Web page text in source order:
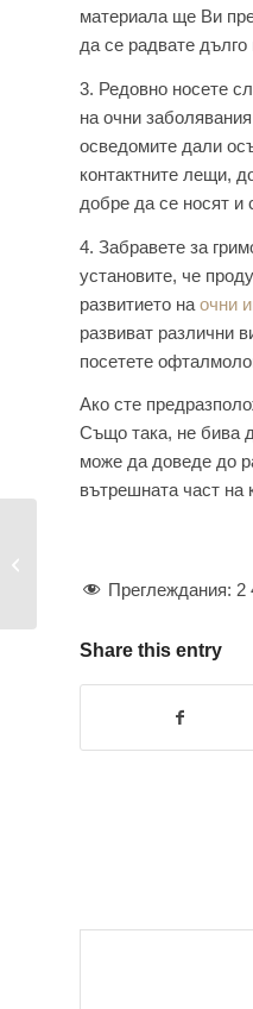
материала ще Ви
да се радвате
3. Редовно носете
на очни
осведомите дали
контактните лещи,
добре да се носят и
4. Забравете за
установите, че
развитието на очни
развиват различни
посетете
Ако сте
Също така, не бива
може да доведе до
вътрешната част на
Преглеждания: 2
Share this entry
същност и лечебни...